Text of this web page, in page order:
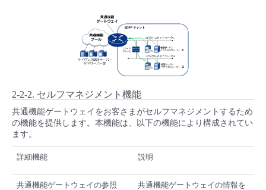
2-2-2. セルフマネジメント機能
共通機能ゲートウェイをお客さまがセルフマネジメントするため
の機能を提供します。本機能は、以下の機能により構成されてい
ます。
詳細機能 説明
共通機能ゲートウェイの参照
共通機能ゲートウェイの情報を